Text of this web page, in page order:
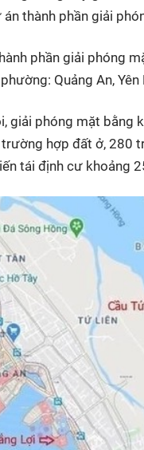
án thành phần giải
phần giải phóng
Quảng An,
giải phóng mặt
hợp đất ở, 280
tái định cư khoảng